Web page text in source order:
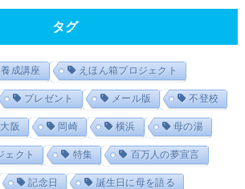
タグ
成講座 えほん箱プロジェクト
プレゼント メール版 不登校
大阪 岡崎 横浜 母の湯
ェクト 特集 百万人の夢宣言
記念日 誕生日に母を語る